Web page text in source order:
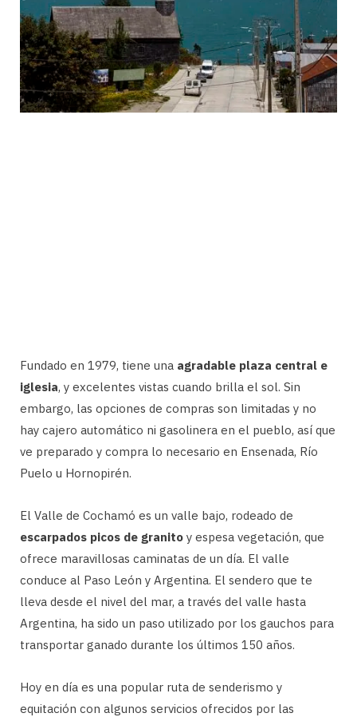
Fundado en 1979, tiene una agradable plaza central e
iglesia, y excelentes vistas cuando brilla el sol. Sin
embargo, las opciones de compras son limitadas y no
hay cajero automático ni gasolinera en el pueblo, así que
ve preparado y compra lo necesario en Ensenada, Río
Puelo u Hornopirén.
El Valle de Cochamó es un valle bajo, rodeado de
escarpados picos de granito y espesa vegetación, que
ofrece maravillosas caminatas de un día. El valle
conduce al Paso León y Argentina. El sendero que te
lleva desde el nivel del mar, a través del valle hasta
Argentina, ha sido un paso utilizado por los gauchos para
transportar ganado durante los últimos 150 años.
Hoy en día es una popular ruta de senderismo y
equitación con algunos servicios ofrecidos por las